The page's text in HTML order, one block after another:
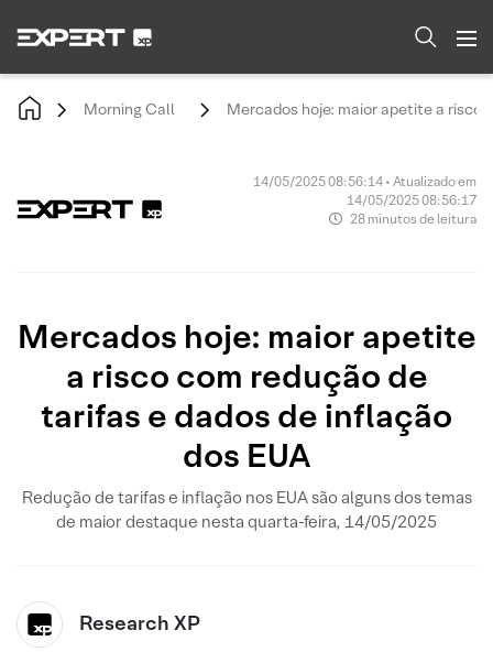
Morning Call Mercados hoje: maior apetite a risco
14/05/2025 08:56:14 • Atualizado em
14/05/2025 08:56:17
28 minutos de leitura
Mercados hoje: maior apetite
a risco com redução de
tarifas e dados de inflação
dos EUA
Redução de tarifas e inflação nos EUA são alguns dos temas
de maior destaque nesta quarta-feira, 14/05/2025
Research XP